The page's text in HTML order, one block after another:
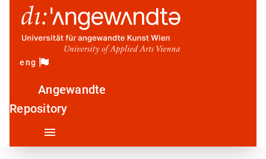
eng
Angewandte
Repository